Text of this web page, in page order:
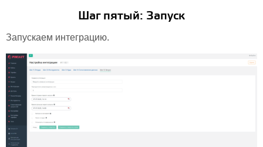
Шаг пятый: Запуск
Запускаем интеграцию.